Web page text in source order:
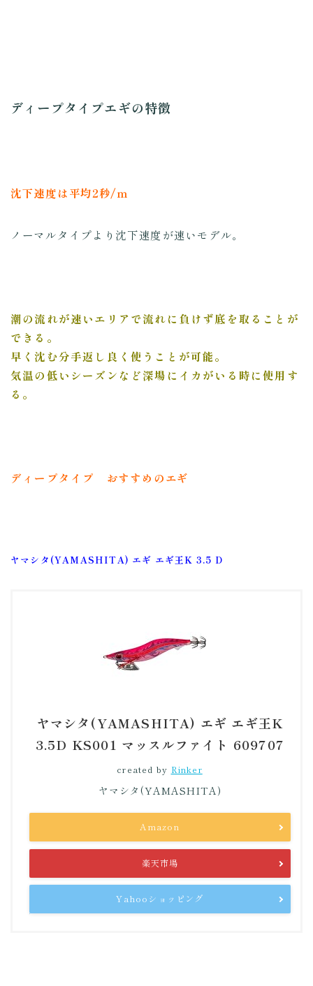
ディープタイプエギの特徴
沈下速度は平均2秒/ｍ
ノーマルタイプより沈下速度が速いモデル。
潮の流れが速いエリアで流れに負けず底を取ることが
できる。
早く沈む分手返し良く使うことが可能。
気温の低いシーズンなど深場にイカがいる時に使用す
る。
ディープタイプ おすすめのエギ
ヤマシタ(YAMASHITA) エギ エギ王K 3.5 D
ヤマシタ(YAMASHITA) エギ エギ王K
3.5D KS001 マッスルファイト 609707
created by Rinker
ヤマシタ(YAMASHITA)
Amazon
楽天市場
Yahooショッピング